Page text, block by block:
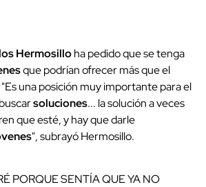
Hermosilloha pedido que se tenga
que podrían ofrecer más que el
una posición muy importante para el
soluciones... la solución a veces
que esté, y hay que darle
", subrayó Hermosillo.
PORQUE SENTÍA QUE YA NO